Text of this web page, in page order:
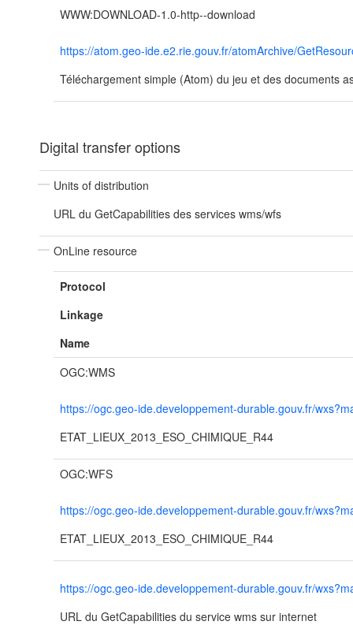
WWW:DOWNLOAD-1.0-http--download
https://atom.geo-ide.e2.rie.gouv.fr/atomArchive/
Téléchargement simple (Atom) du jeu et des documents
Digital transfer options
Units of distribution
URL du GetCapabilities des services wms/wfs
OnLine resource
Protocol
Linkage
Name
OGC:WMS
https://ogc.geo-ide.developpement-durable.gouv.fr/
ETAT_LIEUX_2013_ESO_CHIMIQUE_R44
OGC:WFS
https://ogc.geo-ide.developpement-durable.gouv.fr/
ETAT_LIEUX_2013_ESO_CHIMIQUE_R44
https://ogc.geo-ide.developpement-durable.gouv.fr/
URL du GetCapabilities du service wms sur internet